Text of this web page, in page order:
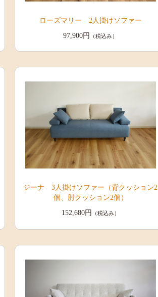
ローズマリー 2人掛けソファー
97,900円
（税込み）
ジーナ 3人掛けソファー（背クッション2
個、肘クッション2個）
152,680円
（税込み）